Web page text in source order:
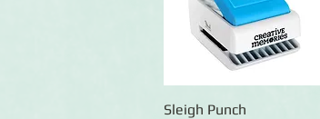
Schnellansicht
Sleigh Punch